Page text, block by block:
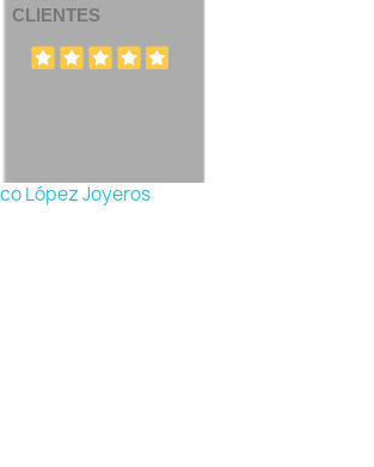
CLIENTES
López Joyeros